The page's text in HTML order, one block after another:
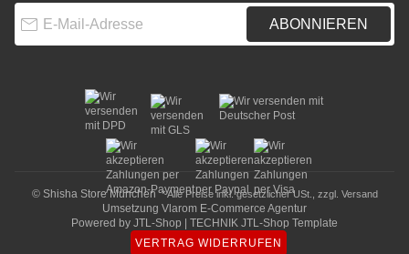
ABONNIEREN
© Shisha Store München* Alle Preise inkl. gesetzlicher USt., zzgl. Versand
Umsetzung Vlarom E-Commerce Agentur
Powered by JTL-Shop
TECHNIK JTL-Shop Template
VERTRAG WIDERRUFEN